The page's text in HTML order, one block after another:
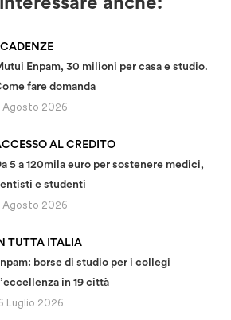
Enpam, 30 milioni per casa e studio.
fare domanda
Agosto 2026
AL CREDITO
5 a 120mila euro per sostenere medici,
e studenti
Agosto 2026
TUTTA ITALIA
borse di studio per i collegi
in 19 città
Luglio 2026